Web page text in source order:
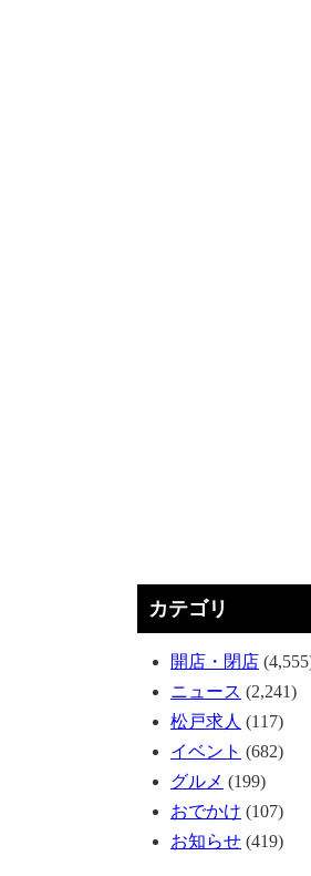
カテゴリ
開店・閉店
ニュース (2,241)
松戸求人 (117)
イベント (682)
グルメ (199)
おでかけ (107)
お知らせ (419)